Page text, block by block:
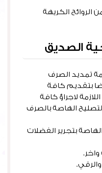
الكريهة
الصديق
تمديد الصرف
بتقديم كافة
لاجراؤ كافة
الهاصة بالصرف
بتجرير الفضلات